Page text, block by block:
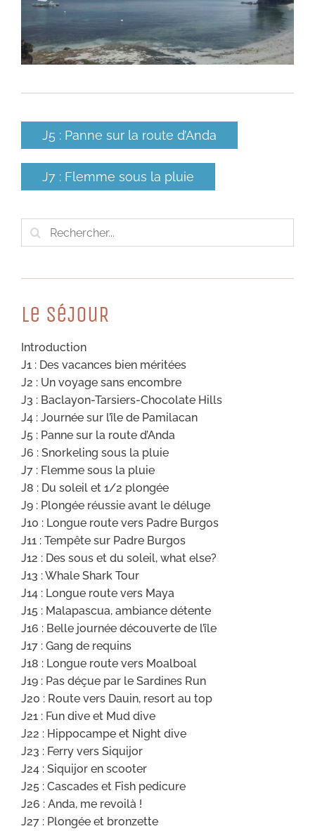
J5 : Panne sur la route d’Anda
J7 : Flemme sous la pluie
Rechercher:
Le SéJouR
Introduction
J1 : Des vacances bien méritées
J2 : Un voyage sans encombre
J3 : Baclayon-Tarsiers-Chocolate Hills
J4 : Journée sur l’île de Pamilacan
J5 : Panne sur la route d’Anda
J6 : Snorkeling sous la pluie
J7 : Flemme sous la pluie
J8 : Du soleil et 1/2 plongée
J9 : Plongée réussie avant le déluge
J10 : Longue route vers Padre Burgos
J11 : Tempête sur Padre Burgos
J12 : Des sous et du soleil, what else?
J13 : Whale Shark Tour
J14 : Longue route vers Maya
J15 : Malapascua, ambiance détente
J16 : Belle journée découverte de l’île
J17 : Gang de requins
J18 : Longue route vers Moalboal
J19 : Pas déçue par le Sardines Run
J20 : Route vers Dauin, resort au top
J21 : Fun dive et Mud dive
J22 : Hippocampe et Night dive
J23 : Ferry vers Siquijor
J24 : Siquijor en scooter
J25 : Cascades et Fish pedicure
J26 : Anda, me revoilà !
J27 : Plongée et bronzette